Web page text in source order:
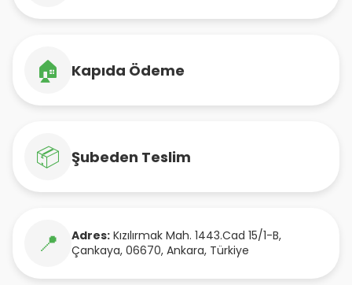
🏠 Kapıda Ödeme
📦 Şubeden Teslim
📍 Adres: Kızılırmak Mah. 1443.Cad 15/1-B,
Çankaya, 06670, Ankara, Türkiye